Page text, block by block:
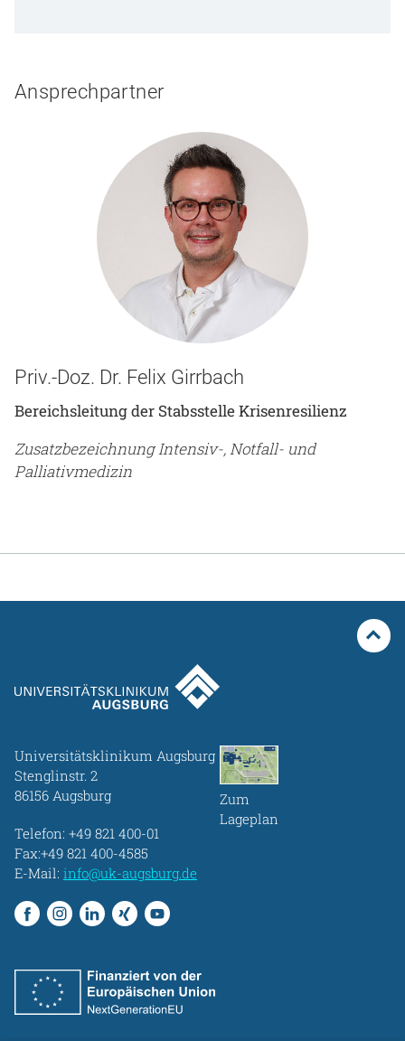
Ansprechpartner
Priv.-Doz. Dr. Felix Girrbach
Bereichsleitung der Stabsstelle Krisenresilienz
Zusatzbezeichnung Intensiv-, Notfall- und
Palliativmedizin
Universitätsklinikum Augsburg
Stenglinstr. 2
86156 Augsburg
Telefon: +49 821 400-01
Fax:+49 821 400-4585
E-Mail: info@uk-augsburg.de
Zum
Lageplan